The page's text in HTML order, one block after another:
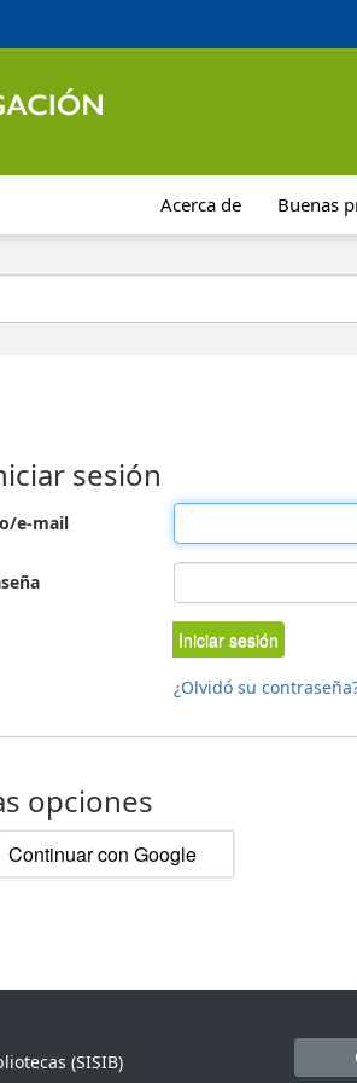
Acerca de Buenas
sesión
e-mail
Iniciar sesión
¿Olvidó su
opciones
Continuar con Google
(SISIB)